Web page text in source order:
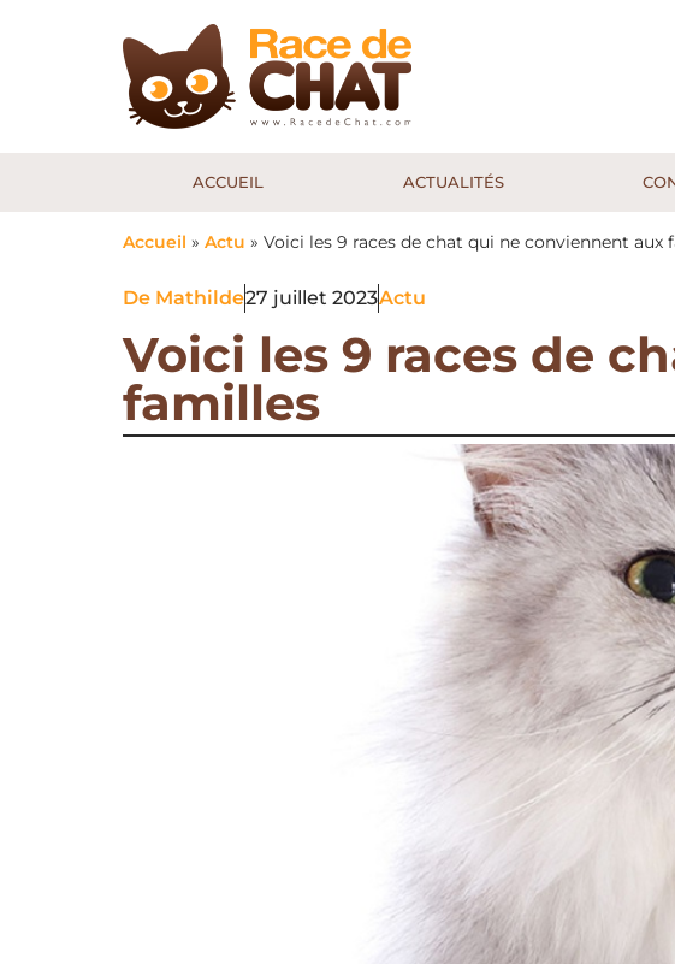
ACCUEIL ACTUALITÉS
Accueil » Actu » Voici les 9 races de chat qui ne conviennent aux
De Mathilde27 juillet 2023Actu
Voici les 9 races de
familles